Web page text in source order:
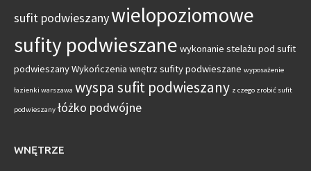
sufit podwieszanywielopoziomowe
sufity podwieszane wykonanie stelażu pod sufit
podwieszanyWykończenia wnętrz sufity podwieszane wyposażenie
łazienki warszawa wyspa sufit podwieszany z czego zrobić sufit
podwieszany łóżko podwójne
WNĘTRZE